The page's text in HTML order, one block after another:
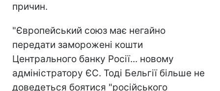
причин.
"Європейський союз має негайно
передати заморожені кошти
Центрального банку Росії... новому
адміністратору ЄС. Тоді Бельгії більше не
доведеться боятися "російського